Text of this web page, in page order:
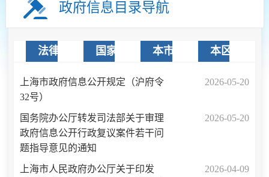
政府信息目录导航
法律法规 国家文件 本市文件 本区文件
2026-05-20
上海市政府信息公开规定（沪府令
32号）
2026-05-20
国务院办公厅转发司法部关于审理
政府信息公开行政复议案件若干问
题指导意见的通知
2026-04-09
上海市人民政府办公厅关于印发